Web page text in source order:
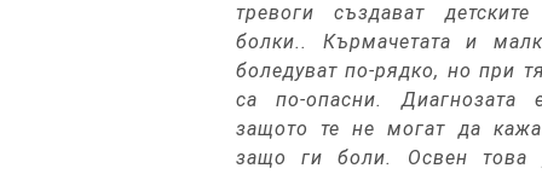
тревоги създават
болки.. Кърмачетата и
боледуват по-рядко, но при
са по-опасни. Диагнозата
защото те не могат да
защо ги боли. Освен това